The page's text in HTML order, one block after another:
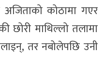
कोठामा गएर
छोरी माथिल्लो तलामा
तर नबोलेपछि उनी